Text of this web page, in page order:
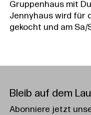
Gruppenhaus mit
Jennyhaus wird für
gekocht und am
Bleib auf dem
Abonniere jetzt